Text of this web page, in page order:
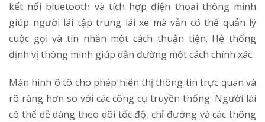
kết nối bluetooth và tích hợp điện thoại thông minh
giúp người lái tập trung lái xe mà vẫn có thể quản lý
cuộc gọi và tin nhắn một cách thuận tiện. Hệ thống
định vị thông minh giúp dẫn đường một cách chính xác.
Màn hình ô tô cho phép hiển thị thông tin trực quan và
rõ ràng hơn so với các công cụ truyền thống. Người lái
có thể dễ dàng theo dõi tốc độ, chỉ đường và các thông